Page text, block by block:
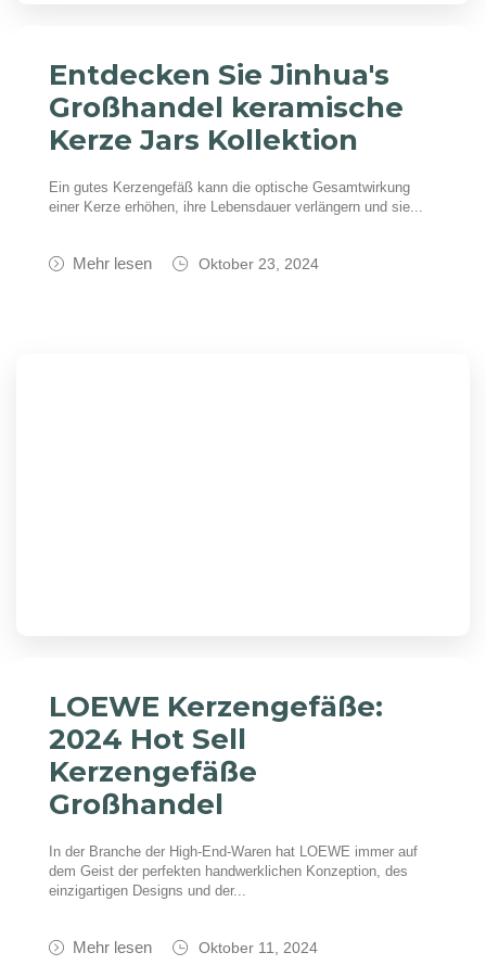
Entdecken Sie Jinhua's
Großhandel keramische
Kerze Jars Kollektion
Ein gutes Kerzengefäß kann die optische Gesamtwirkung
einer Kerze erhöhen, ihre Lebensdauer verlängern und sie...
Mehr lesen Oktober 23, 2024
LOEWE Kerzengefäße:
2024 Hot Sell
Kerzengefäße
Großhandel
In der Branche der High-End-Waren hat LOEWE immer auf
dem Geist der perfekten handwerklichen Konzeption, des
einzigartigen Designs und der...
Mehr lesen Oktober 11, 2024